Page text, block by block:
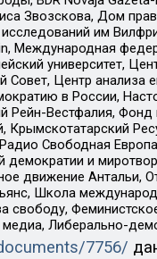
Звозскова, Дом
им
Международная
университет,
Центр анализа
в России,
Рейн-Вестфалия,
Крымскотатарский
Свободная
и
движение Антальи,
Школа
Либерально-
7756/